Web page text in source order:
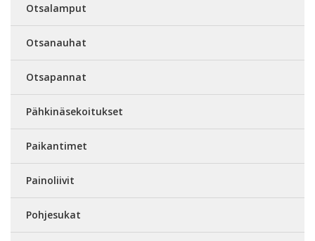
Otsalamput
Otsanauhat
Otsapannat
Pähkinäsekoitukset
Paikantimet
Painoliivit
Pohjesukat